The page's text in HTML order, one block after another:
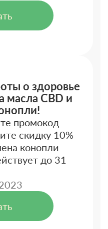
о здоровье
масла CBD и
промокод
скидку 10%
конопли
до 31